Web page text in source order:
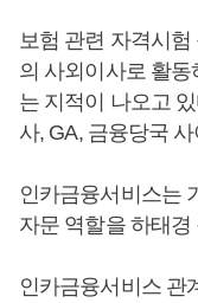
보험 관련 자격시
의 사외이사로 활
는 지적이 나오고
사, GA, 금융당국
인카금융서비스는
자문 역할을 하태
인카금융서비스 관